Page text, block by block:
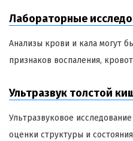
Лабораторные
Анализы крови и кала могут
признаков воспаления,
Ультразвук толстой
Ультразвуковое
оценки структуры и